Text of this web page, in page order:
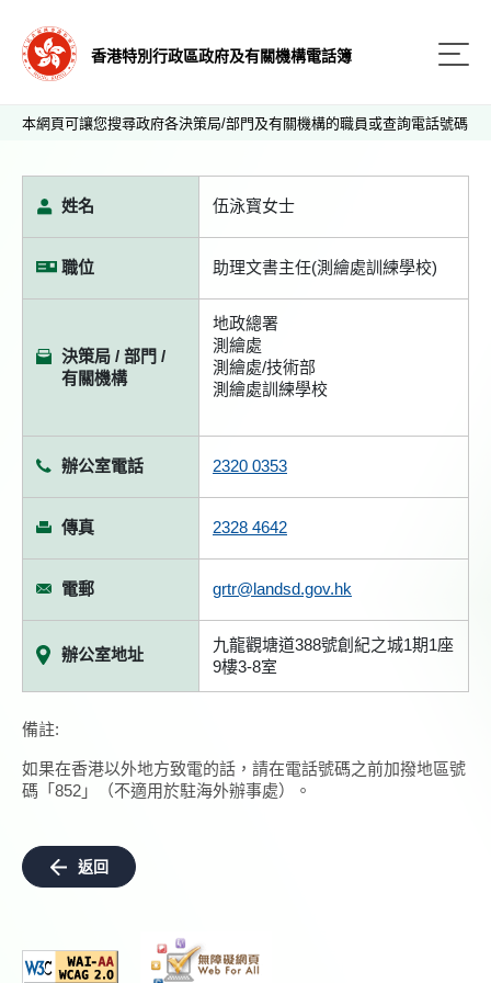
香港特別行政區政府及有關機構電話簿
本網頁可讓您搜尋政府各決策局/部門及有關機構的職員或查詢電話號碼
姓名 伍泳寳女士
職位 助理文書主任(測繪處訓練學校)
決策局 / 部門 /
有關機構
地政總署
測繪處
測繪處/技術部
測繪處訓練學校
辦公室電話 2320 0353
傳真 2328 4642
電郵 grtr@landsd.gov.hk
辦公室地址
九龍觀塘道388號創紀之城1期1座
9樓3-8室
備註:
如果在香港以外地方致電的話，請在電話號碼之前加撥地區號
碼「852」（不適用於駐海外辦事處）。
返回